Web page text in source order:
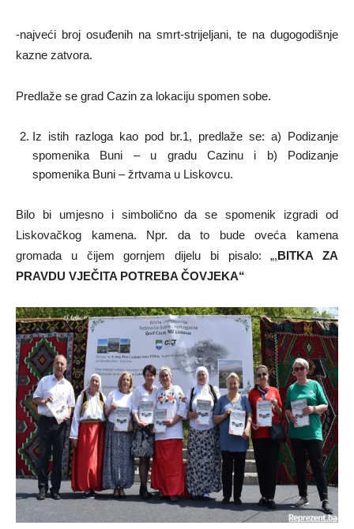
-najveći broj osuđenih na smrt-strijeljani, te na dugogodišnje
kazne zatvora.
Predlaže se grad Cazin za lokaciju spomen sobe.
Iz istih razloga kao pod br.1, predlaže se: a) Podizanje
spomenika Buni – u gradu Cazinu i b) Podizanje
spomenika Buni – žrtvama u Liskovcu.
Bilo bi umjesno i simbolično da se spomenik izgradi od
Liskovačkog kamena. Npr. da to bude oveća kamena
gromada u čijem gornjem dijelu bi pisalo: „,BITKA ZA
PRAVDU VJEČITA POTREBA ČOVJEKA“